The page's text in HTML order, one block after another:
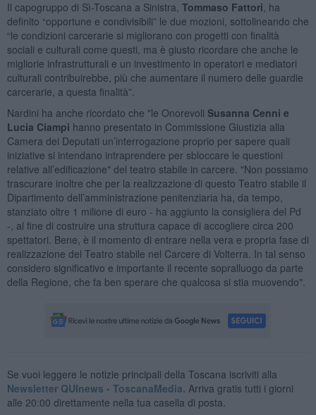
Il capogruppo di Sì-Toscana a Sinistra, Tommaso Fattori , ha
definito “opportune e condivisibili” le due mozioni, sottolineando che
“le condizioni carcerarie si migliorano con progetti con finalità
sociali e culturali come questi, ma è giusto ricordare che anche le
migliorie infrastrutturali e un investimento in operatori e mediatori
culturali contribuirebbe, più che aumentare il numero delle guardie
carcerarie, a questa finalità”.
Nardini ha anche ricordato che "le Onorevoli Susanna Cenni e
Lucia Ciampi hanno presentato in Commissione Giustizia alla
Camera dei Deputati un’interrogazione proprio per sapere quali
iniziative si intendano intraprendere per sbloccare le questioni
relative all’edificazione" del teatro stabile in carcere. "Non possiamo
trascurare inoltre che per la realizzazione di questo Teatro stabile il
Dipartimento dell’amministrazione penitenziaria ha, da tempo,
stanziato oltre 1 milione di euro - ha aggiunto la consigliera del Pd
-, al fine di costruire una struttura capace di accogliere circa 200
spettatori. Bene, è il momento di entrare nella vera e propria fase di
realizzazione del Teatro stabile nel Carcere di Volterra. In tal senso
considero significativo e importante il recente sopralluogo da parte
della Regione, che fa ben sperare che qualcosa si stia muovendo".
Se vuoi leggere le notizie principali della Toscana iscriviti alla
Newsletter QUInews - ToscanaMedia. Arriva gratis tutti i giorni
alle 20:00 direttamente nella tua casella di posta.